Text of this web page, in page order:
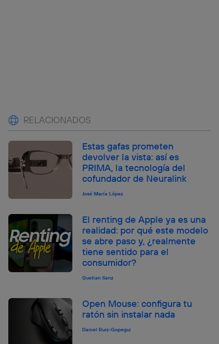
RELACIONADOS
Estas gafas prometen
devolver la vista: así es
PRIMA, la tecnología del
cofundador de Neuralink
José María López
El renting de Apple ya es una
realidad: por qué este modelo
se abre paso y, ¿realmente
tiene sentido para el
consumidor?
Quelian Sanz
Open Mouse: configura tu
ratón sin instalar nada
Daniel Ruiz-Gopegui